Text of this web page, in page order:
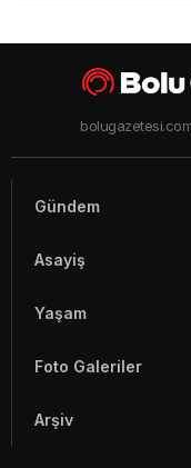
"Anne beni kurtar"
yaşlı anne
İsmail Akgül'den